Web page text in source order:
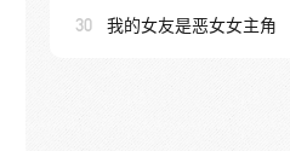
30 我的女友是恶女女主角